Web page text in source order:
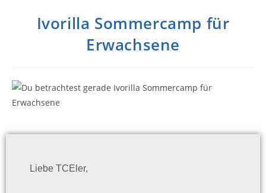
Ivorilla Sommercamp für
Erwachsene
Liebe TCEler,